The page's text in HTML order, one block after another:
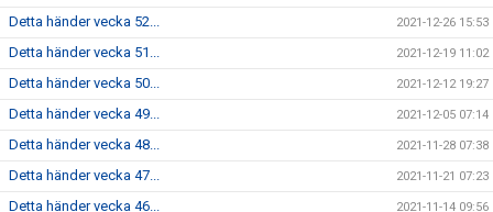
Detta händer vecka 52... 2021-12-26 15:53
Detta händer vecka 51... 2021-12-19 11:02
Detta händer vecka 50... 2021-12-12 19:27
Detta händer vecka 49... 2021-12-05 07:14
Detta händer vecka 48... 2021-11-28 07:38
Detta händer vecka 47... 2021-11-21 07:23
Detta händer vecka 46... 2021-11-14 09:56